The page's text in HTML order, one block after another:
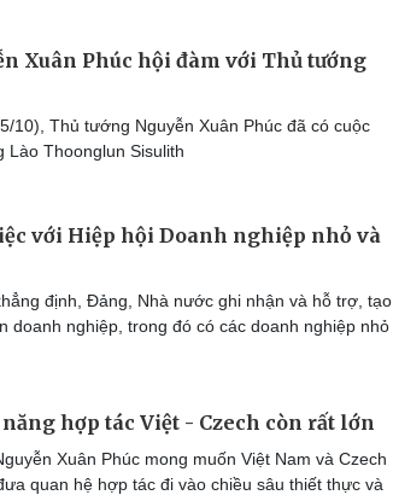
Xuân Phúc hội đàm với Thủ tướng
10), Thủ tướng Nguyễn Xuân Phúc đã có cuộc
Lào Thoonglun Sisulith
với Hiệp hội Doanh nghiệp nhỏ và
định, Đảng, Nhà nước ghi nhận và hỗ trợ, tạo
doanh nghiệp, trong đó có các doanh nghiệp nhỏ
hợp tác Việt - Czech còn rất lớn
Xuân Phúc mong muốn Việt Nam và Czech
quan hệ hợp tác đi vào chiều sâu thiết thực và